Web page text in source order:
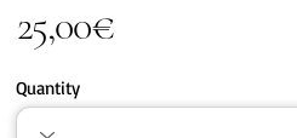
25,00€
Quantity